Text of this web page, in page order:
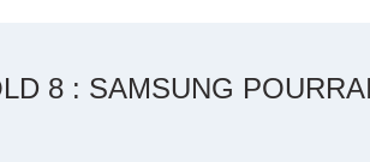
8 : SAMSUNG